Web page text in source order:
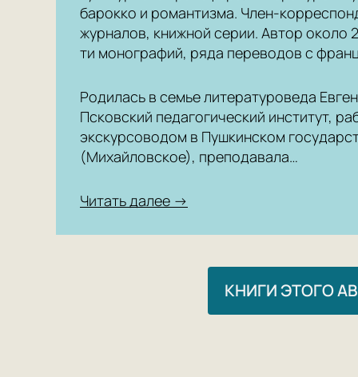
барокко и романтизма. Член-
журналов, книжной серии. Автор около
ти монографий, ряда переводов с
Родилась в семье литературоведа
Псковский педагогический институт,
экскурсоводом в Пушкинском
(Михайловское), преподавала…
Читать далее →
КНИГИ ЭТОГО